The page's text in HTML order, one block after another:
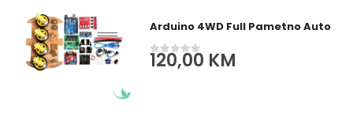
Arduino 4WD Full Pametno Auto
out of 5
120,00 KM